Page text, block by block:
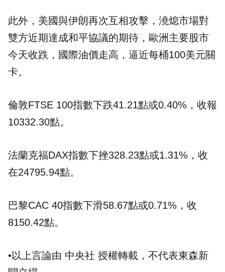
此外，美國與伊朗再次互相攻擊，澆熄市場對
雙方近期達成和平協議的期待，歐洲主要股市
今天收跌，國際油價走高，逼近每桶100美元關
卡。
倫敦FTSE 100指數下跌41.21點或0.40%，收報
10332.30點。
法蘭克福DAX指數下挫328.23點或1.31%，收
在24795.94點。
巴黎CAC 40指數下滑58.67點或0.71%，收
8150.42點。
•以上言論由 中央社 授權轉載，不代表東森新